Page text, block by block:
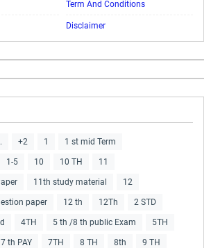
Term And Conditions
Disclaimer
+2 1 1 st mid Term
1-5 10 10 TH 11
11th study material 12
paper 12 th 12Th 2 STD
4TH 5 th /8 th public Exam 5TH
7 th PAY 7TH 8 TH 8th 9 TH